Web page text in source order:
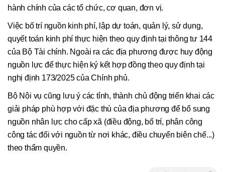
hành chính của các tổ chức, cơ quan, đơn vị.
Việc bố trí nguồn kinh phí, lập dự toán, quản lý, sử dụng,
quyết toán kinh phí thực hiện theo quy định tại thông tư 144
của Bộ Tài chính. Ngoài ra các địa phương được huy động
nguồn lực để thực hiện ký kết hợp đồng theo quy định tại
nghị định 173/2025 của Chính phủ.
Bộ Nội vụ cũng lưu ý các tỉnh, thành chủ động triển khai các
giải pháp phù hợp với đặc thù của địa phương để bổ sung
nguồn nhân lực cho cấp xã (điều động, bố trí, phân công
công tác đối với nguồn từ nơi khác, điều chuyển biên chế...)
theo thẩm quyền.